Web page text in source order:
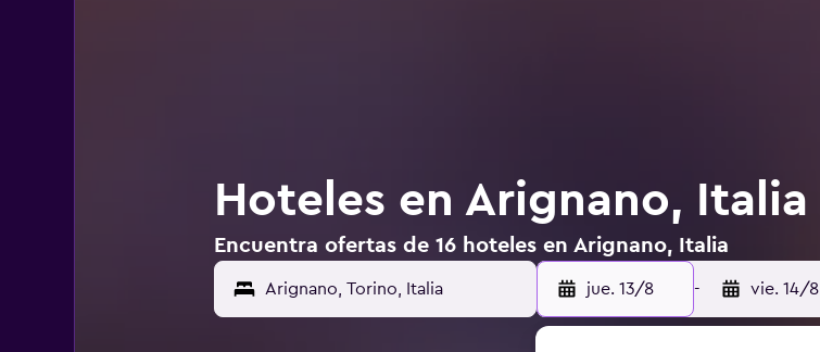
Hoteles en Arignano, Italia
Encuentra ofertas de 16 hoteles en Arignano, Italia
jue. 13/8 - vie. 14/8